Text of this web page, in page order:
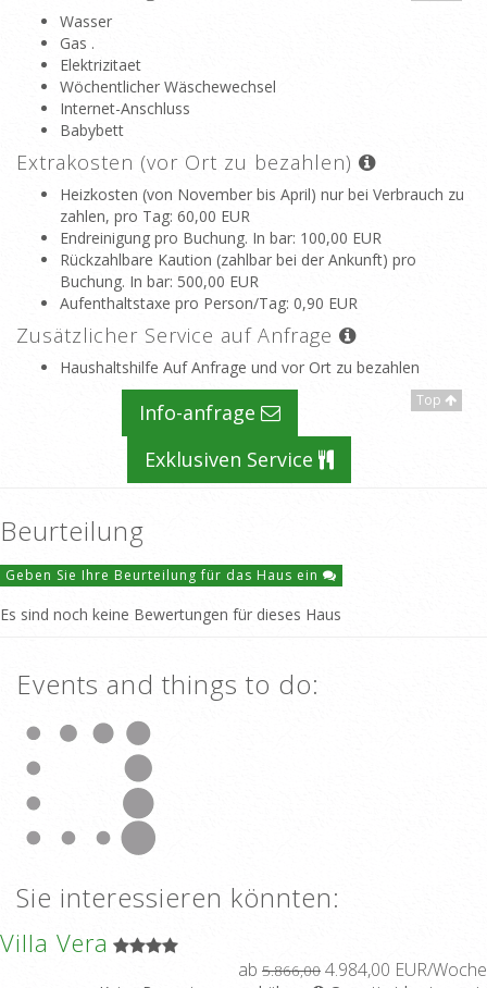
Wasser
Gas .
Elektrizitaet
Wöchentlicher Wäschewechsel
Internet-Anschluss
Babybett
Extrakosten (vor Ort zu bezahlen)
Heizkosten (von November bis April) nur bei Verbrauch zu
zahlen, pro Tag: 60,00 EUR
Endreinigung pro Buchung. In bar: 100,00 EUR
Rückzahlbare Kaution (zahlbar bei der Ankunft) pro
Buchung. In bar: 500,00 EUR
Aufenthaltstaxe pro Person/Tag: 0,90 EUR
Zusätzlicher Service auf Anfrage
Haushaltshilfe Auf Anfrage und vor Ort zu bezahlen
Top
Info-anfrage
Exklusiven Service
Beurteilung
Geben Sie Ihre Beurteilung für das Haus ein
Es sind noch keine Bewertungen für dieses Haus
Events and things to do:
Sie interessieren könnten:
Villa Vera
ab 5.866,00 4.984,00 EUR/Woche